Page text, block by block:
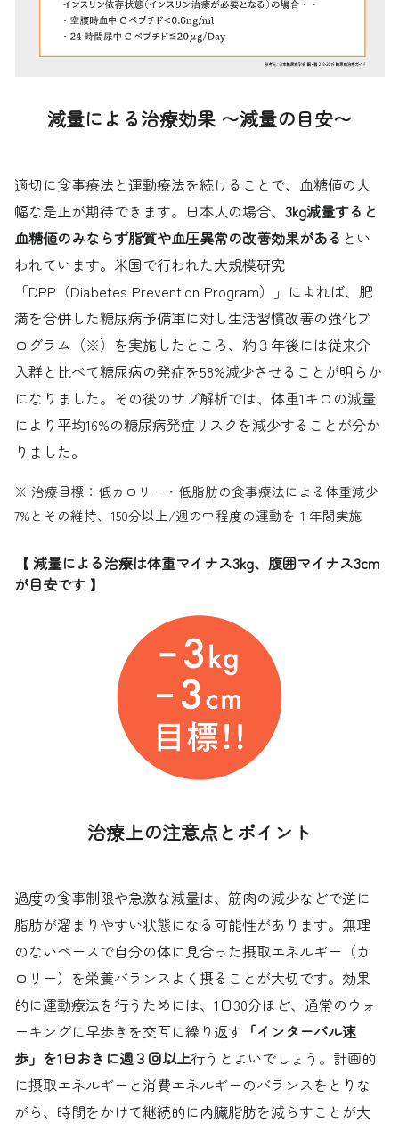
減量による治療効果 〜減量の目安〜
適切に食事療法と運動療法を続けることで、血糖値の大
幅な是正が期待できます。日本人の場合、3kg減量すると
血糖値のみならず脂質や血圧異常の改善効果がある とい
われています。米国で行われた大規模研究
「DPP（Diabetes Prevention Program）」によれば、肥
満を合併した糖尿病予備軍に対し生活習慣改善の強化プ
ログラム（※）を実施したところ、約３年後には従来介
入群と比べて糖尿病の発症を58%減少させることが明らか
になりました。その後のサブ解析では、体重1キロの減量
により平均16%の糖尿病発症リスクを減少することが分か
りました。
※ 治療目標：低カロリー・低脂肪の食事療法による体重減少
7%とその維持、150分以上/週の中程度の運動を１年間実施
【 減量による治療は体重マイナス3kg、腹囲マイナス3cm
が目安です 】
治療上の注意点とポイント
過度の食事制限や急激な減量は、筋肉の減少などで逆に
脂肪が溜まりやすい状態になる可能性があります。無理
のないペースで自分の体に見合った摂取エネルギー（カ
ロリー）を栄養バランスよく摂ることが大切です。効果
的に運動療法を行うためには、1日30分ほど、通常のウォ
ーキングに早歩きを交互に繰り返す 「インターバル速
歩」を1日おきに週３回以上行うとよいでしょう。計画的
に摂取エネルギーと消費エネルギーのバランスをとりな
がら、時間をかけて継続的に内臓脂肪を減らすことが大